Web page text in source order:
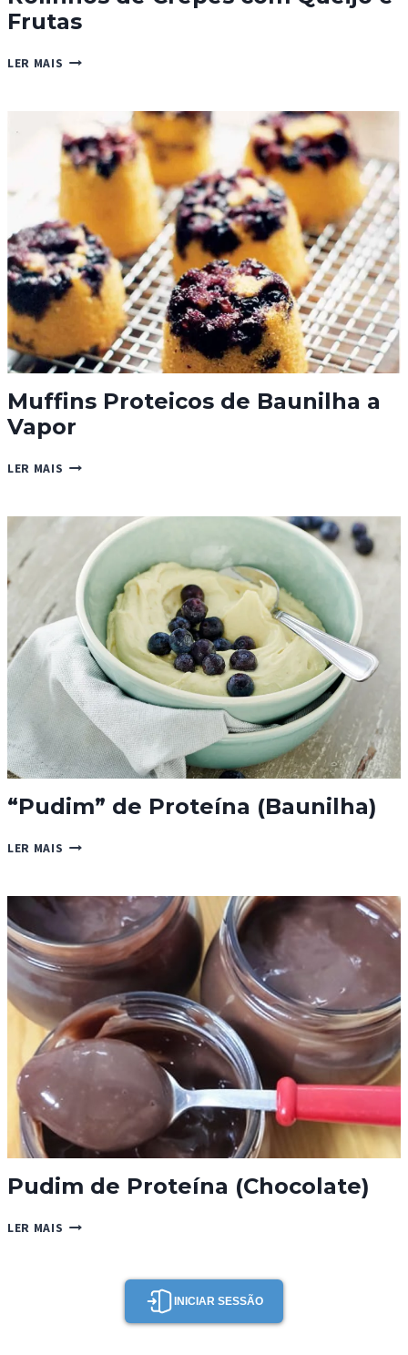
Frutas
LER MAIS ROLINHOS
QUEIJO
E
FRUTAS
Muffins Proteicos de Baunilha a
Vapor
LER MAIS MUFFINS
BAUNILHA
VAPOR
“Pudim” de Proteína (Baunilha)
LER MAIS “PUDIM”
(BAUNILHA)
Pudim de Proteína (Chocolate)
LER MAIS PUDIM
(CHOCOLATE)
INICIAR SESSÃO